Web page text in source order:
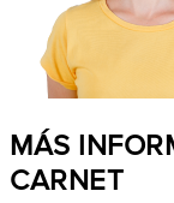
MÁS
CARNET